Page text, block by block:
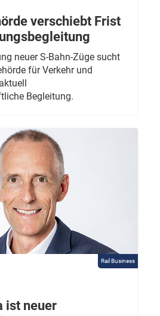
verschiebt Frist
neuer S-Bahn-Züge sucht
für Verkehr und
Begleitung.
Rail Business
ist neuer